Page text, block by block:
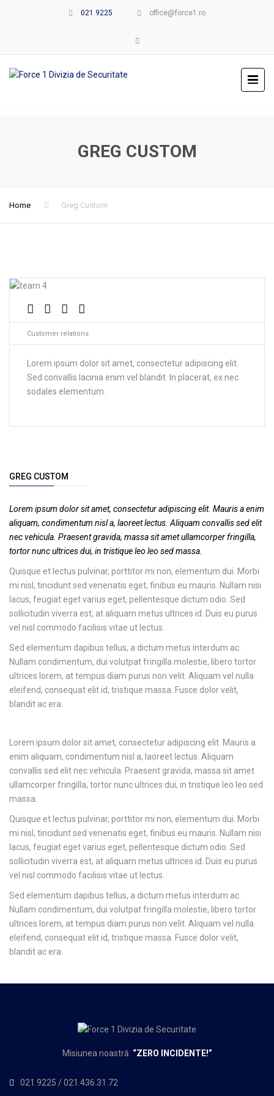
021.9225 office@force1.ro
GREG CUSTOM
Home Greg Custom
Customer relations
Lorem ipsum dolor sit amet, consectetur adipiscing elit.
Sed convallis lacinia enim vel blandit. In placerat, ex nec
sodales elementum.
GREG CUSTOM
Lorem ipsum dolor sit amet, consectetur adipiscing elit. Mauris a enim
aliquam, condimentum nisl a, laoreet lectus. Aliquam convallis sed elit
nec vehicula. Praesent gravida, massa sit amet ullamcorper fringilla,
tortor nunc ultrices dui, in tristique leo leo sed massa.
Quisque et lectus pulvinar, porttitor mi non, elementum dui. Morbi
mi nisl, tincidunt sed venenatis eget, finibus eu mauris. Nullam nisi
lacus, feugiat eget varius eget, pellentesque dictum odio. Sed
sollicitudin viverra est, at aliquam metus ultrices id. Duis eu purus
vel nisl commodo facilisis vitae ut lectus.
Sed elementum dapibus tellus, a dictum metus interdum ac.
Nullam condimentum, dui volutpat fringilla molestie, libero tortor
ultrices lorem, at tempus diam purus non velit. Aliquam vel nulla
eleifend, consequat elit id, tristique massa. Fusce dolor velit,
blandit ac era.
Lorem ipsum dolor sit amet, consectetur adipiscing elit. Mauris a
enim aliquam, condimentum nisl a, laoreet lectus. Aliquam
convallis sed elit nec vehicula. Praesent gravida, massa sit amet
ullamcorper fringilla, tortor nunc ultrices dui, in tristique leo leo sed
massa.
Quisque et lectus pulvinar, porttitor mi non, elementum dui. Morbi
mi nisl, tincidunt sed venenatis eget, finibus eu mauris. Nullam nisi
lacus, feugiat eget varius eget, pellentesque dictum odio. Sed
sollicitudin viverra est, at aliquam metus ultrices id. Duis eu purus
vel nisl commodo facilisis vitae ut lectus.
Sed elementum dapibus tellus, a dictum metus interdum ac.
Nullam condimentum, dui volutpat fringilla molestie, libero tortor
ultrices lorem, at tempus diam purus non velit. Aliquam vel nulla
eleifend, consequat elit id, tristique massa. Fusce dolor velit,
blandit ac era.
Misiunea noastră: “ZERO INCIDENTE!”
021.9225 /021.436.31.72